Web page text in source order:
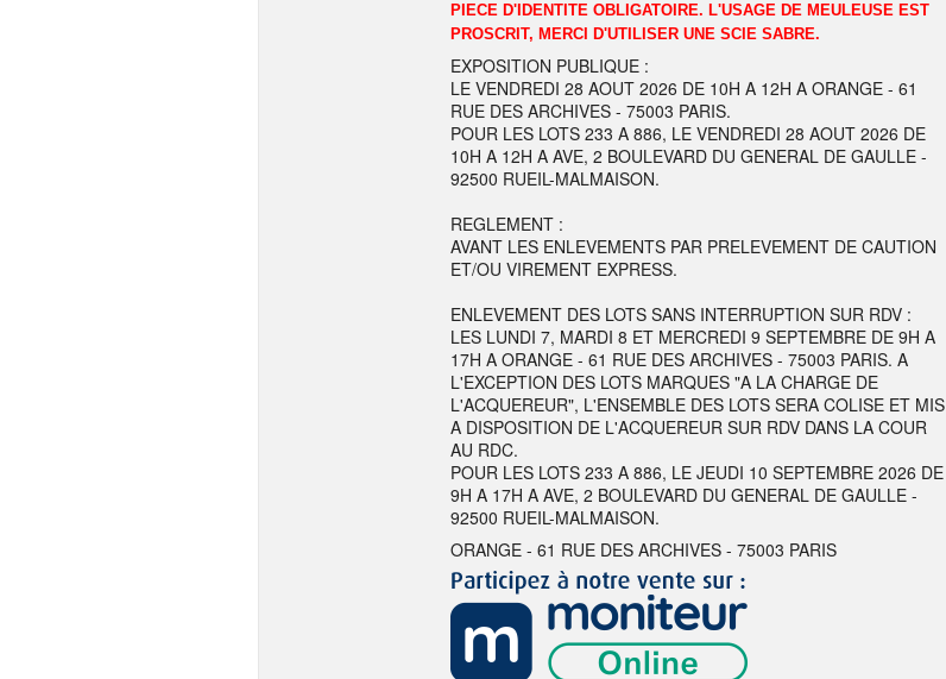
PIECE D'IDENTITE OBLIGATOIRE. L'USAGE DE MEULEUSE EST
PROSCRIT, MERCI D'UTILISER UNE SCIE SABRE.
EXPOSITION PUBLIQUE :
LE VENDREDI 28 AOUT 2026 DE 10H A 12H A ORANGE - 61
RUE DES ARCHIVES - 75003 PARIS.
POUR LES LOTS 233 A 886, LE VENDREDI 28 AOUT 2026 DE
10H A 12H A AVE, 2 BOULEVARD DU GENERAL DE GAULLE -
92500 RUEIL-MALMAISON.
REGLEMENT :
AVANT LES ENLEVEMENTS PAR PRELEVEMENT DE CAUTION
ET/OU VIREMENT EXPRESS.
ENLEVEMENT DES LOTS SANS INTERRUPTION SUR RDV :
LES LUNDI 7, MARDI 8 ET MERCREDI 9 SEPTEMBRE DE 9H A
17H A ORANGE - 61 RUE DES ARCHIVES - 75003 PARIS. A
L'EXCEPTION DES LOTS MARQUES "A LA CHARGE DE
L'ACQUEREUR", L'ENSEMBLE DES LOTS SERA COLISE ET MIS
A DISPOSITION DE L'ACQUEREUR SUR RDV DANS LA COUR
AU RDC.
POUR LES LOTS 233 A 886, LE JEUDI 10 SEPTEMBRE 2026 DE
9H A 17H A AVE, 2 BOULEVARD DU GENERAL DE GAULLE -
92500 RUEIL-MALMAISON.
ORANGE - 61 RUE DES ARCHIVES - 75003 PARIS